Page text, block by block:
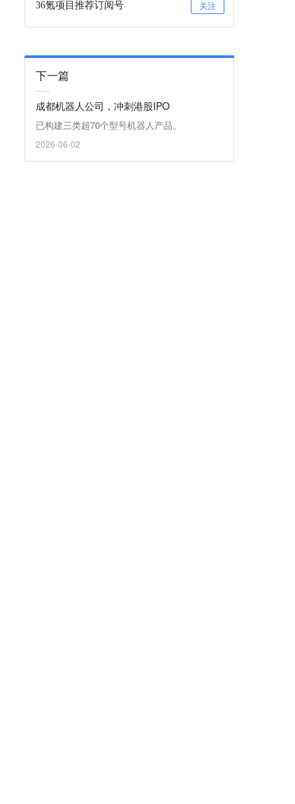
36氪项目推荐订阅号 关注
下一篇
成都机器人公司，冲刺港股IPO
已构建三类超70个型号机器人产品。
2026-06-02